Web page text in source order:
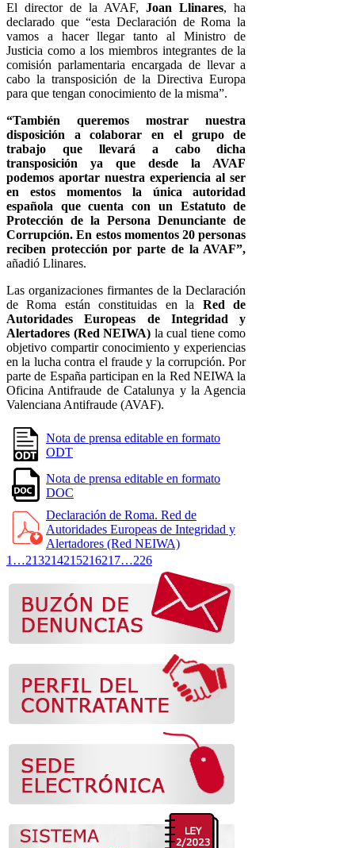
El director de la AVAF,Joan Llinares, ha
declarado que “esta Declaración de Roma la
vamos a hacer llegar tanto al Ministro de
Justicia como a los miembros integrantes de la
comisión parlamentaria encargada de llevar a
cabo la transposición de la Directiva Europa
para que tengan conocimiento de la misma”.
“También queremos mostrar nuestra
disposición a colaborar en el grupo de
trabajo que llevará a cabo dicha
transposición ya que desde la AVAF
podemos aportar nuestra experiencia al ser
en estos momentos la única autoridad
española que cuenta con un Estatuto de
Protección de la Persona Denunciante de
Corrupción. En estos momentos 20 personas
reciben protección por parte de la AVAF”,
añadió Llinares.
Las organizaciones firmantes de la Declaración
de Roma están constituidas en la Red de
Autoridades Europeas de Integridad y
Alertadores (Red NEIWA) la cual tiene como
objetivo compartir conocimiento y experiencias
en la lucha contra el fraude y la corrupción. Por
parte de España participan en la Red NEIWA la
Oficina Antifraude de Catalunya y la Agencia
Valenciana Antifraude (AVAF).
Nota de prensa editable en formato
ODT
Nota de prensa editable en formato
DOC
Declaración de Roma. Red de
Autoridades Europeas de Integridad y
Alertadores (Red NEIWA)
1 …213214215216217…226